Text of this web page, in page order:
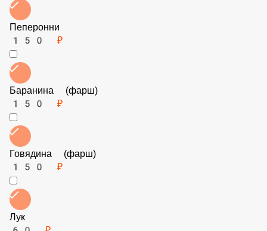
150 ₽
Салями
150 ₽
Пеперонни
150 ₽
Баранина (фарш)